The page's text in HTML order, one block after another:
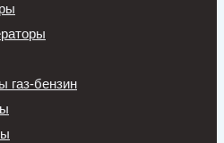
газ-бензин